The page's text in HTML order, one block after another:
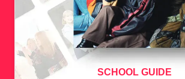
SCHOOL GUIDE